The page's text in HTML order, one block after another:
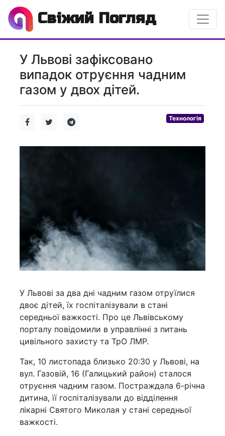
Свіжий Погляд
У Львові зафіксовано
випадок отруєння чадним
газом у двох дітей.
Технологія
У Львові за два дні чадним газом отруїлися
двоє дітей, їх госпіталізували в стані
середньої важкості. Про це Львівському
порталу повідомили в управлінні з питань
цивільного захисту та ТрО ЛМР.
Так, 10 листопада близько 20:30 у Львові, на
вул. Газовій, 16 (Галицький район) сталося
отруєння чадним газом. Постраждала 6-річна
дитина, її госпіталізували до відділення
лікарні Святого Миколая у стані середньої
важкості.